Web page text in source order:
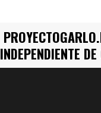
INDEPENDIENTE